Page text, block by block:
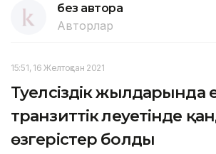
без автора
Авторлар
15:51, 16 Желтоқсан 2021
Тәуелсіздік жылдарында
транзиттік әлеуетінде
өзгерістер болды